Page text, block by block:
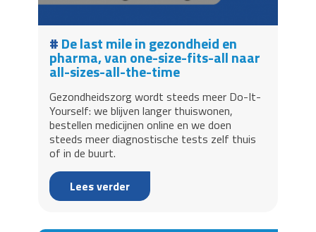
De last mile in gezondheid en
pharma, van one-size-fits-all naar
all-sizes-all-the-time
Gezondheidszorg wordt steeds meer Do-It-
Yourself: we blijven langer thuiswonen,
bestellen medicijnen online en we doen
steeds meer diagnostische tests zelf thuis
of in de buurt.
Lees verder